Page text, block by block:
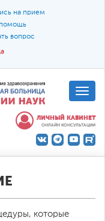
на прием
помощь
вопрос
A
ЛИЧНЫЙ КАБИНЕТ
ОНЛАЙН КОНСУЛЬТАЦИИ
которые